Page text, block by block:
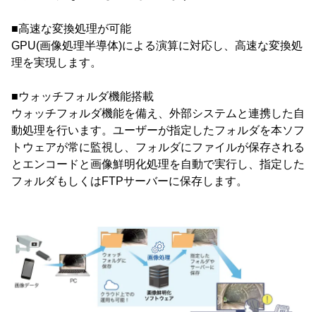
■高速な変換処理が可能
GPU(画像処理半導体)による演算に対応し、高速な変換処
理を実現します。
■ウォッチフォルダ機能搭載
ウォッチフォルダ機能を備え、外部システムと連携した自
動処理を行います。ユーザーが指定したフォルダを本ソフ
トウェアが常に監視し、フォルダにファイルが保存される
とエンコードと画像鮮明化処理を自動で実行し、指定した
フォルダもしくはFTPサーバーに保存します。